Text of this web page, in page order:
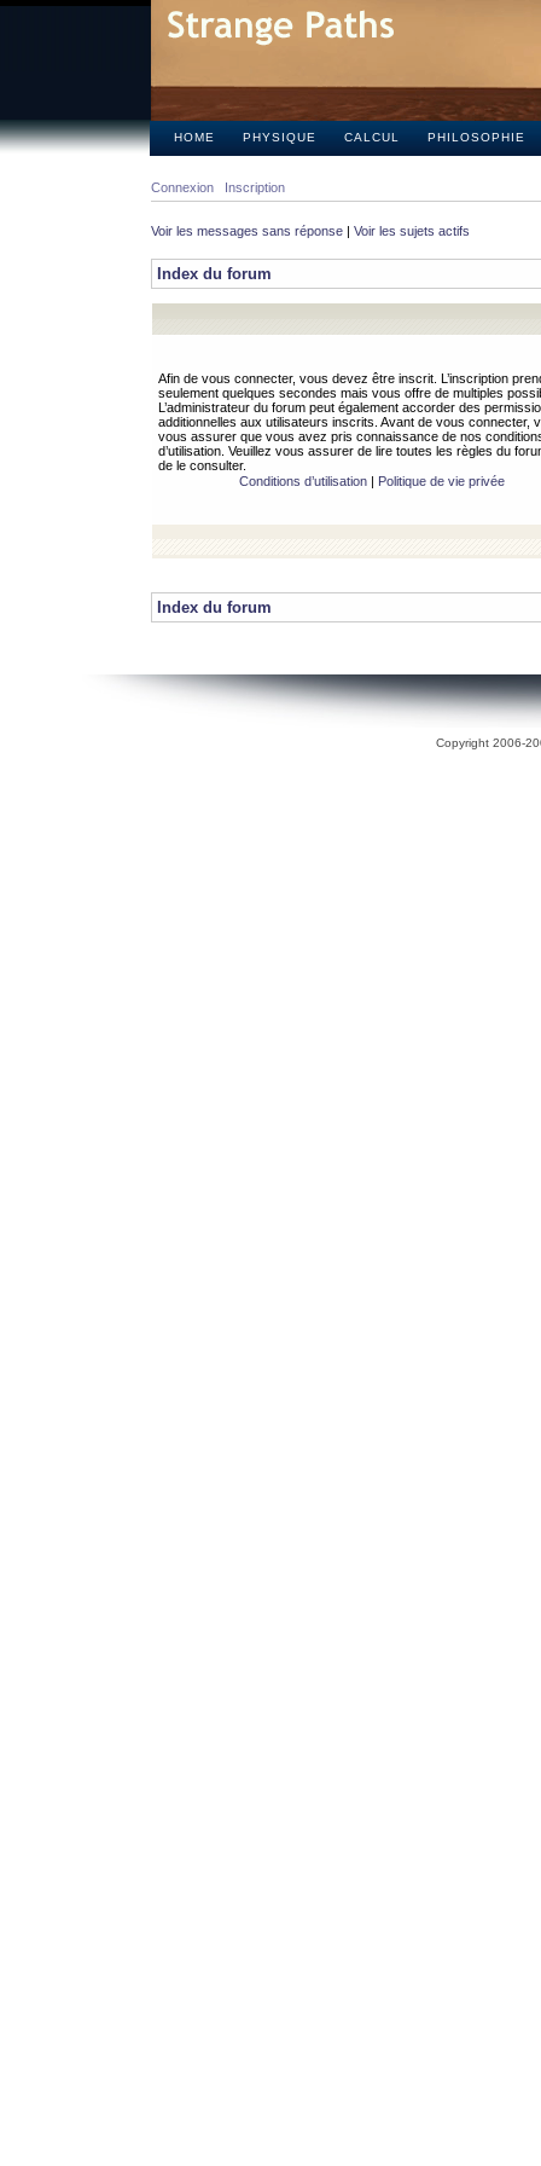
HOME PHYSIQUE CALCUL PHILOSOPHIE
Connexion Inscription
Voir les messages sans réponse | Voir les sujets actifs
Index du forum
Afin de vous connecter, vous devez être inscrit. L’inscription
seulement quelques secondes mais vous offre de multiples
L’administrateur du forum peut également accorder des
additionnelles aux utilisateurs inscrits. Avant de vous connecter,
vous assurer que vous avez pris connaissance de nos
d’utilisation. Veuillez vous assurer de lire toutes les règles du
de le consulter.
Conditions d’utilisation| Politique de vie privée
Index du forum
Copyright 2006-